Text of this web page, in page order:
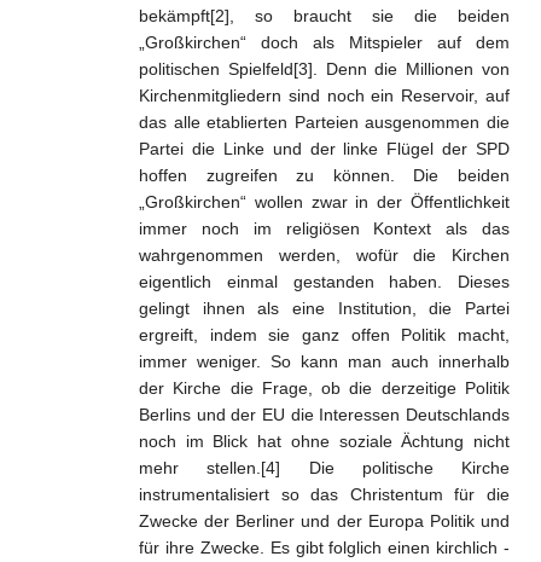
bekämpft[2], so braucht sie die beiden
„Großkirchen“ doch als Mitspieler auf dem
politischen Spielfeld[3]. Denn die Millionen von
Kirchenmitgliedern sind noch ein Reservoir, auf
das alle etablierten Parteien ausgenommen die
Partei die Linke und der linke Flügel der SPD
hoffen zugreifen zu können. Die beiden
„Großkirchen“ wollen zwar in der Öffentlichkeit
immer noch im religiösen Kontext als das
wahrgenommen werden, wofür die Kirchen
eigentlich einmal gestanden haben. Dieses
gelingt ihnen als eine Institution, die Partei
ergreift, indem sie ganz offen Politik macht,
immer weniger. So kann man auch innerhalb
der Kirche die Frage, ob die derzeitige Politik
Berlins und der EU die Interessen Deutschlands
noch im Blick hat ohne soziale Ächtung nicht
mehr stellen.[4] Die politische Kirche
instrumentalisiert so das Christentum für die
Zwecke der Berliner und der Europa Politik und
für ihre Zwecke. Es gibt folglich einen kirchlich -